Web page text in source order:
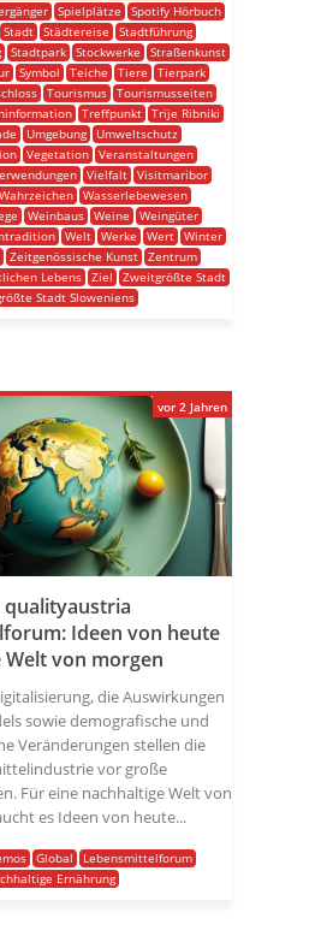
Spielplätze
Spotify Hörbuch
Stadt Städtereise
Stadtführung
Stadtpark Stockwerke
Straßenkunst
Symbol Teiche Tiere
Tierpark
Tourismus Tourismusseiten
Treffpunkt
Trije Ribniki
Umgebung
Umweltschutz
Vegetation Veranstaltungen
Vielfalt
Visitmaribor
Wahrzeichen Wasserlebewesen
Weinbaus Weine
Weingüter
Welt Werke Wert
Winter
Zeitgenössische Kunst Zentrum
Lebens
Ziel
Zweitgrößte Stadt
Stadt Sloweniens
qualityaustria
Ideen von heute
von morgen
die Auswirkungen
sowie demografische und
Veränderungen stellen die
vor große
Für eine nachhaltige Welt von
es Ideen von heute...
Global
Lebensmittelforum
Ernährung
vor 2 Jahren